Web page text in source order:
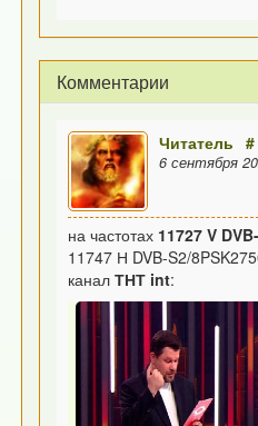
Комментарии
Читатель #
6 сентября
на частотах 11727 V
11747 Н DVB-S2/
каналТНТ int: